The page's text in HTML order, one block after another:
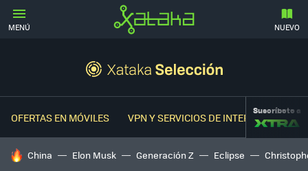
MENÚ NUEVO
OFERTAS EN MÓVILES VPN Y SERVICIOS DE INTERNETSuscríbete a
HOY SE HABLA DE
China Elon Musk Generación Z Eclipse